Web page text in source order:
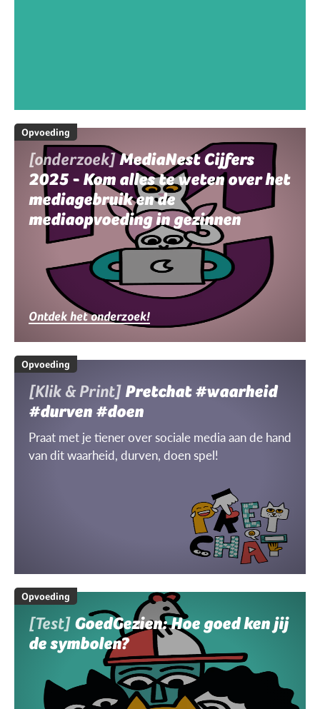
Opvoeding
[onderzoek]MediaNest Cijfers
2025 - Kom alles te weten over het
mediagebruik en de
mediaopvoeding in gezinnen
Ontdek het onderzoek!
Opvoeding
[Klik & Print] Pretchat #waarheid
#durven #doen
Praat met je tiener over sociale media aan de hand
van dit waarheid, durven, doen spel!
Opvoeding
[Test] GoedGezien: Hoe goed ken jij
de symbolen?